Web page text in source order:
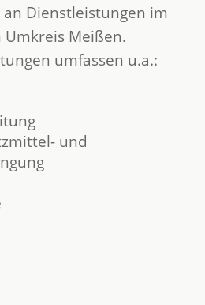
Dienstleistungen im
Meißen.
umfassen u.a.:
und